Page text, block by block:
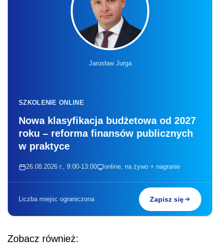
Jarosław Jurga
SZKOLENIE ONLINE
Nowa klasyfikacja budżetowa od 2027
roku – reforma finansów publicznych
w praktyce
26.08.2026 r., 9:00-13:00 online, na żywo + nagranie
Liczba miejsc ograniczona Zapisz się
Zobacz również: